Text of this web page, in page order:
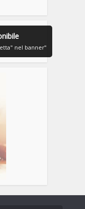
nel banner"